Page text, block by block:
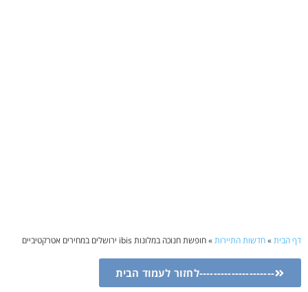
דף הבית»חדשות התיירות»חופשת חנוכה במלונות ibis ירושלים במחירים אטרקטיביים
---------------------לחזור לעמוד הבית